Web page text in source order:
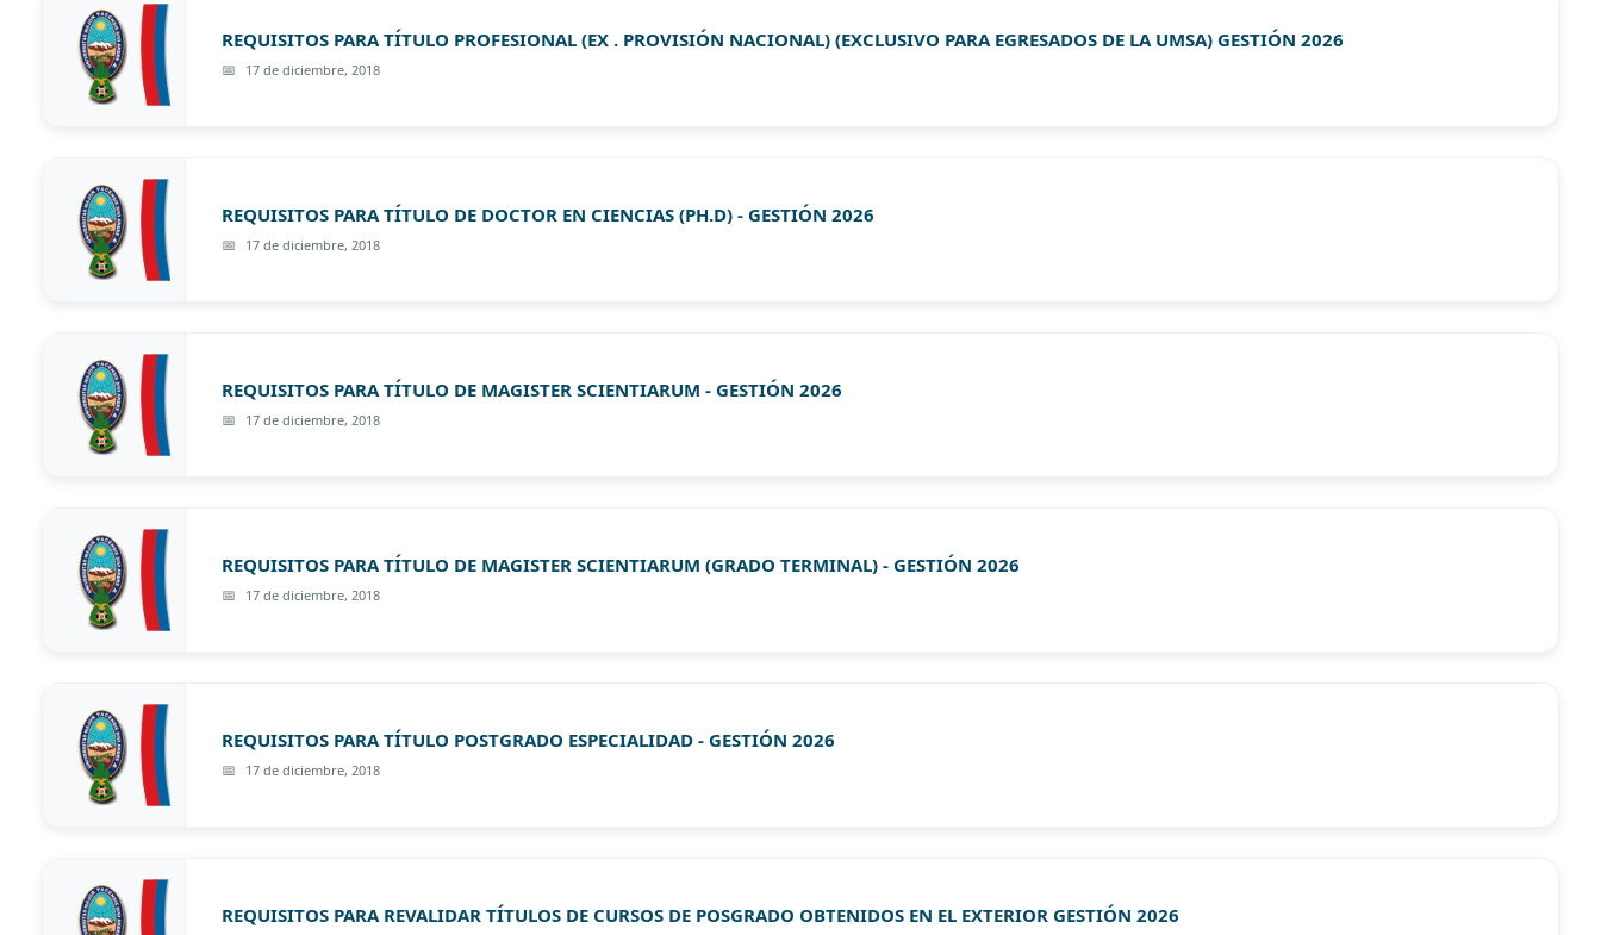
REQUISITOS PARA TÍTULO PROFESIONAL (EX . PROVISIÓN NACIONAL) (EXCLUSIVO PARA EGRESADOS DE LA UMSA) GESTIÓN 2026
17 de diciembre, 2018
REQUISITOS PARA TÍTULO DE DOCTOR EN CIENCIAS (PH.D) - GESTIÓN 2026
17 de diciembre, 2018
REQUISITOS PARA TÍTULO DE MAGISTER SCIENTIARUM - GESTIÓN 2026
17 de diciembre, 2018
REQUISITOS PARA TÍTULO DE MAGISTER SCIENTIARUM (GRADO TERMINAL) - GESTIÓN 2026
17 de diciembre, 2018
REQUISITOS PARA TÍTULO POSTGRADO ESPECIALIDAD - GESTIÓN 2026
17 de diciembre, 2018
REQUISITOS PARA REVALIDAR TÍTULOS DE CURSOS DE POSGRADO OBTENIDOS EN EL EXTERIOR GESTIÓN 2026